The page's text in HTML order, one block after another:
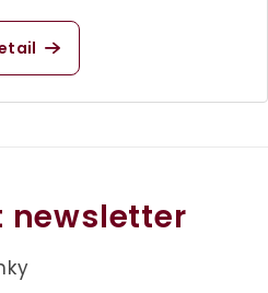
hodnocení
produktu
z
newsletter